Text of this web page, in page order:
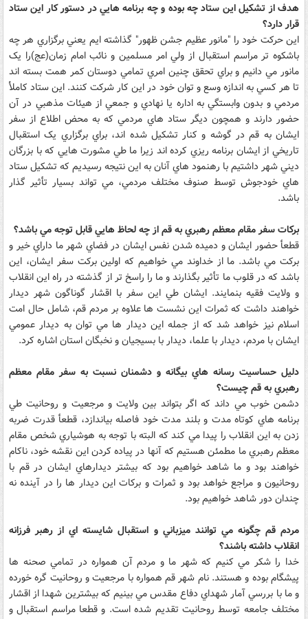
هدف از تشکيل اين ستاد چه بوده و چه برنامه هايي در دستور کار اين ستاد
قرار دارد؟
اين حرکت خود را "مانور عظيم جشن ظهور" گذاشته ايم يعني برگزاري هر چه
باشکوه تر مراسم استقبال از ولي امر مسلمين و نائب امام زمان(عج)را يک
مانور مي دانيم و براي تحقق چنين امري تمامي دوستان کمر همت بسته اند
تا هر کسي به اندازه وسع و توان خود در اين کار شرکت کنند. اين ستاد کاملأ
مردمي و بدون وابستگي به اداره يا نهادي و جمعي از هيئات مذهبي در آن
حضور دارند و همچون ديگر ستاد هاي مردمي که به محض اطلاع از سفر
ايشان به قم در گوشه و کنار تشکيل شده اند، براي برگزاري يک استقبال
تاريخي از ايشان برنامه ريزي کرده اند زيرا ما طي مشورت هايي که با بزرگان
ديني شهر داشتيم با رهنمود هاي آنان به اين نتيجه رسيديم که تشکيل ستاد
هاي خودجوش توسط صنوف مختلف مردمي، مي تواند بسيار تأثير گذار
باشد.
برکات سفر مقام معظم رهبري به قم از چه لحاظ هايي قابل توجه مي باشد؟
قطعأ حضور ايشان و دميده شدن نفس ايشان در فضاي شهر ما داراي خير و
برکت مي باشد. ما از خداوند مي خواهيم که اولين برکت سفر ايشان، اين
باشد که در قلوب ما تأثير بگذارند و ما را راسخ تر از گذشته در راه اين انقلاب
و ولايت فقيه بنمايند. ايشان طي اين سفر با اقشار گوناگون شهر ديدار
خواهند داشت که ثمرات اين نشست ها علاوه بر مردم قم، شامل حال امت
اسلام نيز خواهد شد که از جمله اين ديدار ها مي توان به ديدار عمومي
ايشان با مردم، ديدار با علما، ديدار با بسيجيان و نخبگان استان اشاره کرد.
دليل حساسيت رسانه هاي بيگانه و دشمنان نسبت به سفر مقام معظم
رهبري به قم چيست؟
دشمن خوب مي داند که اگر بتواند بين ولايت و مرجعيت و روحانيت طي
برنامه هاي کوتاه مدت و بلند مدت خود فاصله بياندازد، قطعأ قدرت ضربه
زدن به اين انقلاب را پيدا مي کند که البته با توجه به هوشياري شخص مقام
معظم رهبري ما مطمئن هستيم که آنها در پياده کردن اين نقشه خود، ناکام
خواهند بود و ما شاهد خواهيم بود که بيشتر ديدارهاي ايشان در قم با
روحانيون و مراجع خواهد بود و ثمرات و برکات اين ديدار ها را در آينده نه
چندان دور شاهد خواهيم بود.
مردم قم چگونه مي توانند ميزباني و استقبال شايسته اي از رهبر فرزانه
انقلاب داشته باشند؟
خدا را شکر مي کنيم که شهر ما و مردم آن همواره در تمامي صحنه ها
پيشگام بوده و هستند. نام شهر قم همواره با مرجعيت و روحانيت گره خورده
و ما با بررسي آمار شهداي دفاع مقدس مي بينيم که بيشترين شهدا از اقشار
مختلف جامعه توسط روحانيت تقديم شده است. و قطعا مراسم استقبال و